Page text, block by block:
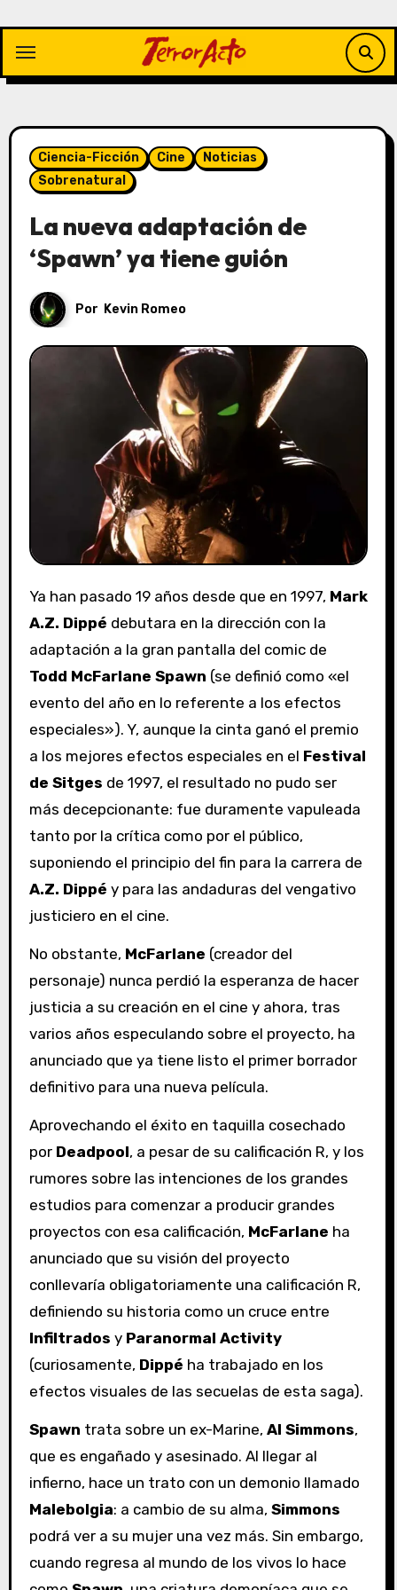
contenido
Ciencia-Ficción Cine
Noticias
Sobrenatural
La nueva adaptación de
‘Spawn’ ya tiene guión
Por Kevin Romeo
Ya han pasado 19 años desde que en 1997, Mark
A.Z. Dippé debutara en la dirección con la
adaptación a la gran pantalla del comic de
Todd McFarlane Spawn (se definió como «el
evento del año en lo referente a los efectos
especiales»). Y, aunque la cinta ganó el premio
a los mejores efectos especiales en el Festival
de Sitges de 1997, el resultado no pudo ser
más decepcionante: fue duramente vapuleada
tanto por la crítica como por el público,
suponiendo el principio del fin para la carrera de
A.Z. Dippé y para las andaduras del vengativo
justiciero en el cine.
No obstante, McFarlane (creador del
personaje) nunca perdió la esperanza de hacer
justicia a su creación en el cine y ahora, tras
varios años especulando sobre el proyecto, ha
anunciado que ya tiene listo el primer borrador
definitivo para una nueva película.
Aprovechando el éxito en taquilla cosechado
por Deadpool, a pesar de su calificación R, y los
rumores sobre las intenciones de los grandes
estudios para comenzar a producir grandes
proyectos con esa calificación, McFarlane ha
anunciado que su visión del proyecto
conllevaría obligatoriamente una calificación R,
definiendo su historia como un cruce entre
Infiltrados y Paranormal Activity
(curiosamente, Dippé ha trabajado en los
efectos visuales de las secuelas de esta saga).
Spawn trata sobre un ex-Marine, Al Simmons,
que es engañado y asesinado. Al llegar al
infierno, hace un trato con un demonio llamado
Malebolgia: a cambio de su alma, Simmons
podrá ver a su mujer una vez más. Sin embargo,
cuando regresa al mundo de los vivos lo hace